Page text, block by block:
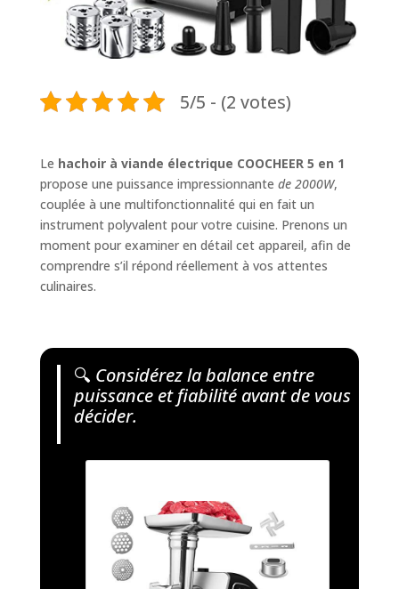
5/5 - (2 votes)
Le hachoir à viande électrique COOCHEER 5 en 1
propose une puissance impressionnante de 2000W,
couplée à une multifonctionnalité qui en fait un
instrument polyvalent pour votre cuisine. Prenons un
moment pour examiner en détail cet appareil, afin de
comprendre s’il répond réellement à vos attentes
culinaires.
🔍 Considérez la balance entre
puissance et fiabilité avant de vous
décider.